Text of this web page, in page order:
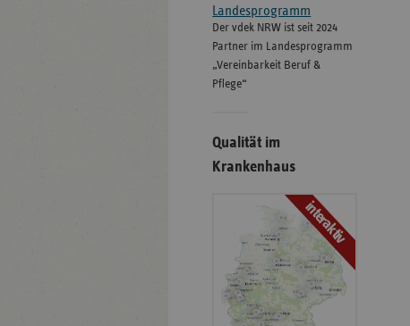
Landesprogramm
Der vdek NRW ist seit 2024
Partner im Landesprogramm
„Vereinbarkeit Beruf &
Pflege“
Qualität im
Krankenhaus
interaktiv